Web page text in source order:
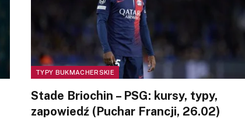
TYPY BUKMACHERSKIE
Stade Briochin – PSG: kursy, typy,
zapowiedź (Puchar Francji, 26.02)